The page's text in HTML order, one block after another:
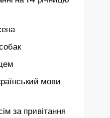
мови
за привітання